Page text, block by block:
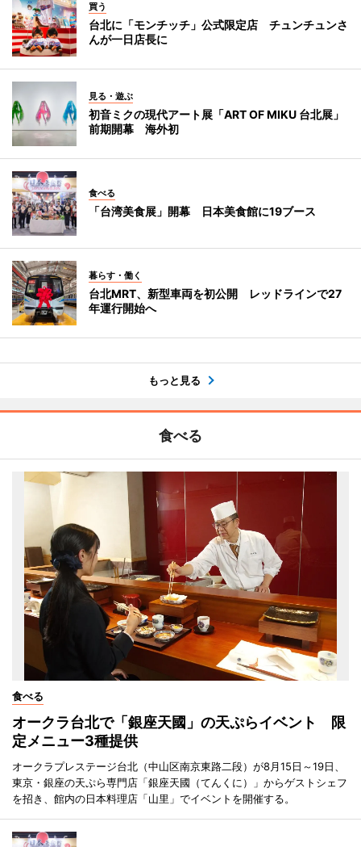
買う
台北に「モンチッチ」公式限定店 チュンチュンさ
んが一日店長に
見る・遊ぶ
初音ミクの現代アート展「ART OF MIKU 台北展」
前期開幕 海外初
食べる
「台湾美食展」開幕 日本美食館に19ブース
暮らす・働く
台北MRT、新型車両を初公開 レッドラインで27
年運行開始へ
もっと見る
食べる
食べる
オークラ台北で「銀座天國」の天ぷらイベント 限
定メニュー3種提供
オークラプレステージ台北（中山区南京東路二段）が8月15日～19日、
東京・銀座の天ぷら専門店「銀座天國（てんくに）」からゲストシェフ
を招き、館内の日本料理店「山里」でイベントを開催する。